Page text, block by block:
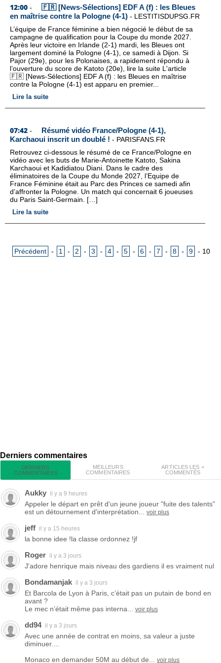
12:00 -
🇫🇷 [News-Sélections] EDF A (f) : les Bleues
en maîtrise contre la Pologne (4-1) - LESTITISDUPSG.FR
L’équipe de France féminine a bien négocié le début de sa
campagne de qualification pour la Coupe du monde 2027.
Après leur victoire en Irlande (2-1) mardi, les Bleues ont
largement dominé la Pologne (4-1), ce samedi à Dijon. Si
Pajor (29e), pour les Polonaises, a rapidement répondu à
l’ouverture du score de Katoto (20e), lire la suite L'article
🇫🇷 [News-Sélections] EDF A (f) : les Bleues en maîtrise
contre la Pologne (4-1) est apparu en premier...
Lire la suite
07:42 -
Résumé vidéo France/Pologne (4-1),
Karchaoui inscrit un doublé ! - PARISFANS.FR
Retrouvez ci-dessous le résumé de ce France/Pologne en
vidéo avec les buts de Marie-Antoinette Katoto, Sakina
Karchaoui et Kadidiatou Diani. Dans le cadre des
éliminatoires de la Coupe du Monde 2027, l’Equipe de
France Féminine était au Parc des Princes ce samedi afin
d’affronter la Pologne. Un match qui concernait 6 joueuses
du Paris Saint-Germain. […]
Lire la suite
Précédent - 1 - 2 - 3 - 4 - 5 - 6 - 7 - 8 - 9 - 10
Derniers commentaires
DERNIERS
COMMENTAIRES
MEILLEURS
COMMENTAIRES
ARTICLES LES +
COMMENTÉS
Aukky il y a 9 heures
Appeler le départ en prêt d'un jeune joueur "fuite des talents"
est un détournement d'interprétation...
voir plus
jeff il y a 15 heures
la bonne idee !la classe ordonnez !jf
Roger il y a 3 jours
J'adore henrique mais niveau des gardiens il es vraiment nul
Bondamanjak il y a 3 jours
Et Barcola de Lyon à Paris, c’était pas un putain de bond en
avant ?
Le mec n’était même pas interna...
voir plus
dd94 il y a 3 jours
Avec une année de contrat en moins, sa valeur a juste
diminuer....
Monaco en demander 50M au début de...
voir plus